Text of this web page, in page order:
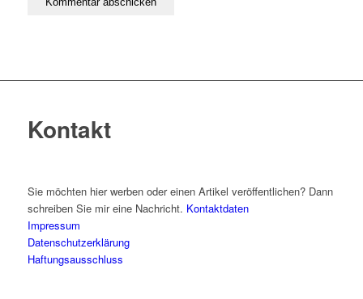
Kontakt
Sie möchten hier werben oder einen Artikel veröffentlichen? Dann
schreiben Sie mir eine Nachricht. Kontaktdaten
Impressum
Datenschutzerklärung
Haftungsausschluss